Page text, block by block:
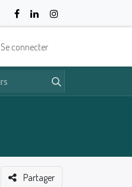
Se connecter
Partager